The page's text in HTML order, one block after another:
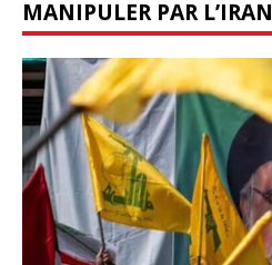
MANIPULER PAR L’IRAN